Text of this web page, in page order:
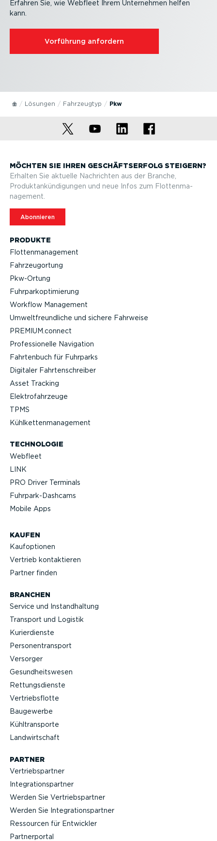
Erfahren Sie, wie Webfleet Ihrem Unternehmen helfen
kann.
Vorführung anfordern
Lösungen Fahrzeugtyp Pkw
PRODUKTE
Flotten­ma­nagement
Fahrzeu­g­ortung
Pkw-Ortung
Fuhrpar­k­op­ti­mierung
Workflow Management
Umwelt­freund­liche und sichere Fahrweise
PREMIUM.connect
Profes­sio­nelle Navigation
Fahrtenbuch für Fuhrparks
Digitaler Fahrten­schreiber
Asset Tracking
Elektro­fahr­zeuge
TPMS
Kühlket­ten­ma­nagement
TECHNOLOGIE
Webfleet
LINK
PRO Driver Terminals
Fuhrpar­k-Da­shcams
Mobile Apps
KAUFEN
Kaufop­tionen
Vertrieb kontak­tieren
Partner finden
BRANCHEN
Service und Instand­haltung
Transport und Logistik
Kurier­dienste
Perso­nen­transport
Versorger
Gesund­heits­wesen
Rettungs­dienste
Vertriebs­flotte
Baugewerbe
Kühltrans­porte
Landwirt­schaft
MÖCHTEN SIE IHREN GESCHÄFTS­ERFOLG STEIGERN?
Erhalten Sie aktuelle Nachrichten aus der Branche,
Produktan­kün­di­gungen und neue Infos zum Flotten­ma­
nagement.
Abonnieren
PARTNER
Vertriebs­partner
Integra­ti­ons­partner
Werden Sie Vertriebs­partner
Werden Sie Integra­ti­ons­partner
Ressourcen für Entwickler
Partner­portal